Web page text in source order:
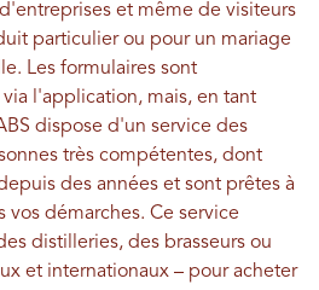
et même de visiteurs
particulier ou pour un mariage
Les formulaires sont
l'application, mais, en tant
dispose d'un service des
très compétentes, dont
des années et sont prêtes à
vos démarches. Ce service
distilleries, des brasseurs ou
et internationaux – pour acheter